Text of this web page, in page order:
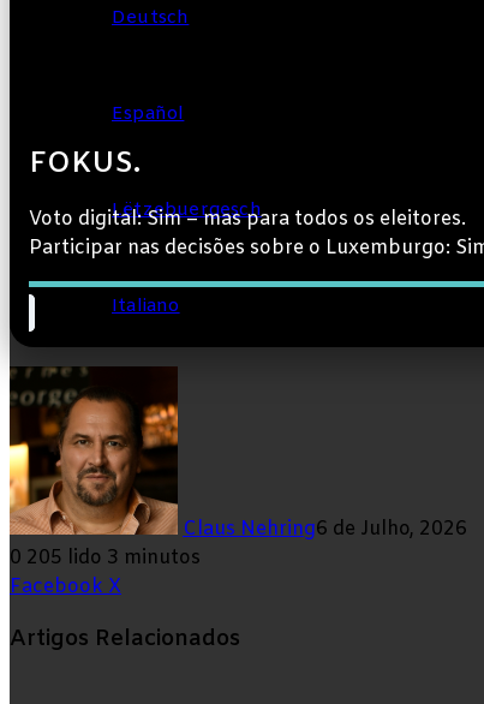
Deutsch
Español
Lëtzebuergesch
Italiano
Pesquisar
por
FOKUS.
Voto digital: Sim – mas para todos os eleitores.
Participar nas decisões sobre o Luxemburgo:
Claus Nehring6 de Julho, 2026
0 205 lido 3 minutos
Facebook X
Email
Artigos Relacionados